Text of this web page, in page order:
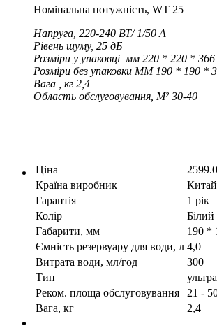
Номінальна потужність, WT 25
Напруга, 220-240 ВТ/ 1/50 А
Рівень шуму, 25 дБ
Розміри у упаковці мм 220 * 220 * 366
Розміри без упаковки MM 190 * 190 *
Вага , кг 2,4
Область обслуговування, M² 30-40
Ціна
Країна виробник
Китай
Гарантія
1 рік
Колір
Білий
Габарити, мм
190 *
Ємність резервуару для води, л 4,0
Витрата води, мл/год
300
Тип
Реком. площа обслуговування
21 -
Вага, кг
2,4